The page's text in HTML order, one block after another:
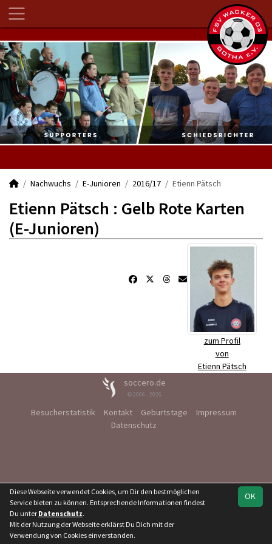
Nachwuchs E-Junioren 2016/17 Etienn Pätsch
Etienn Pätsch : Gelb Rote Karten
(E-Junioren)
zum Profil
von
Etienn Pätsch
soccero.de
© 2006 - 2026
Besucherstatistik Kontakt Geburtstage
Impressum
Datenschutz
OK
Diese Webseite verwendet Cookies, um Dir den bestmöglichen
Service bieten zu können. Entsprechende Informationen findest
Du unter Datenschutz.
Mit der Nutzung der Webseite erklärst Du Dich mit der
Verwendung von Cookies einverstanden.